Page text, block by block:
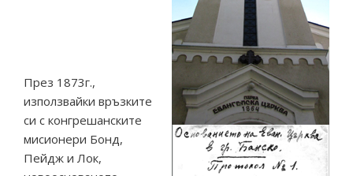
През 1873г.,
използвайки връзките
си с конгрешанските
мисионери Бонд,
Пейдж и Лок,